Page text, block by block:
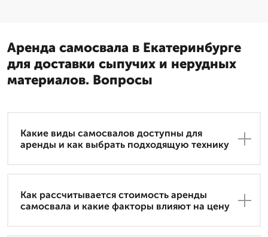
Аренда самосвала в Екатеринбурге
для доставки сыпучих и нерудных
материалов. Вопросы
Какие виды самосвалов доступны для
аренды и как выбрать подходящую технику
Как рассчитывается стоимость аренды
самосвала и какие факторы влияют на цену